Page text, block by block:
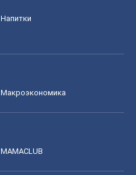
Напитки
Mакроэкономика
MAMACLUB